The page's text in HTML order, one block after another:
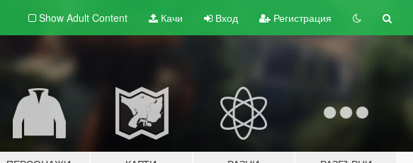
Show Adult Content Качи Вход Регистрация